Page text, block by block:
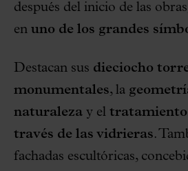
después del inicio de las
en uno de los grandes
Destacan sus dieciocho
monumentales, la
naturaleza y el tratamiento
través de las vidrieras.
fachadas escultóricas,